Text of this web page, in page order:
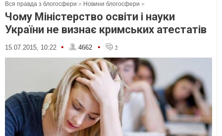
Вся правда з блогосфери » Новини блогосфери »
Чому Міністерство освіти і науки
України не визнає кримських атестатів
15.07.2015, 10:22 • 4662 • 2